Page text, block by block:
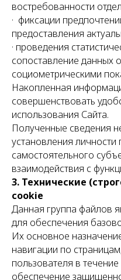
востребованности
· фиксации
предоставления
· проведения
сопоставление
социометрическими
Накопленная
совершенствовать
использования Сайта.
Полученные сведения
установления личности
самостоятельного
взаимодействия с
3. Технические
cookie
Данная группа файлов
для обеспечения
Их основное
навигации по
пользователя в
обеспечение